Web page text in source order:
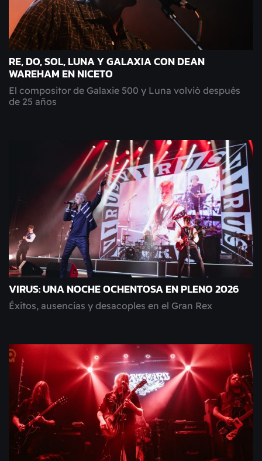
RE, DO, SOL, LUNA Y GALAXIA CON DEAN
WAREHAM EN NICETO
El compositor de Galaxie 500 y Luna volvió después
de 25 años
VIRUS: UNA NOCHE OCHENTOSA EN PLENO 2026
Éxitos, ausencias y desacoples en el Gran Rex